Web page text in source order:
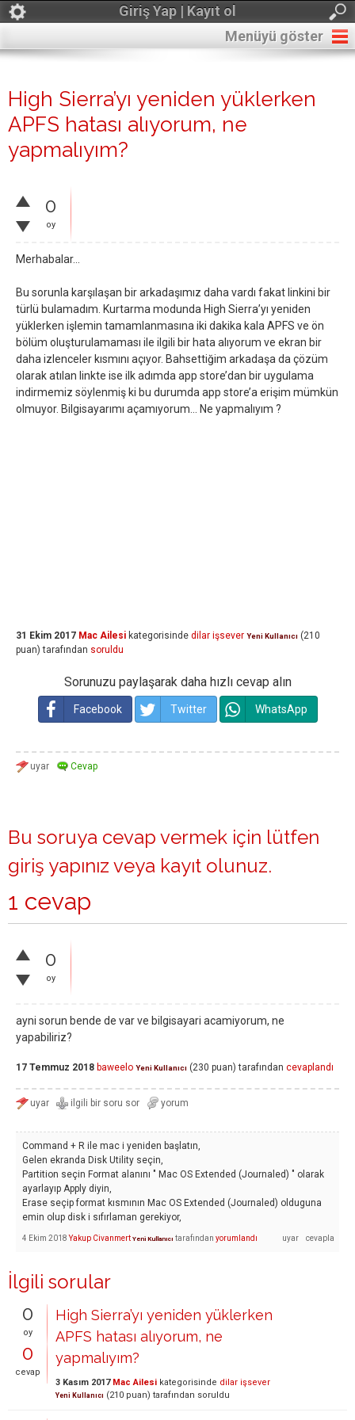
Giriş Yap | Kayıt ol
Menüyü göster
High Sierra’yı yeniden yüklerken
APFS hatası alıyorum, ne
yapmalıyım?
0
oy
Merhabalar...
Bu sorunla karşılaşan bir arkadaşımız daha vardı fakat linkini bir
türlü bulamadım. Kurtarma modunda High Sierra’yı yeniden
yüklerken işlemin tamamlanmasına iki dakika kala APFS ve ön
bölüm oluşturulamaması ile ilgili bir hata alıyorum ve ekran bir
daha izlenceler kısmını açıyor. Bahsettiğim arkadaşa da çözüm
olarak atılan linkte ise ilk adımda app store’dan bir uygulama
indirmemiz söylenmiş ki bu durumda app store’a erişim mümkün
olmuyor. Bilgisayarımı açamıyorum... Ne yapmalıyım ?
31 Ekim 2017 Mac Ailesi kategorisinde dilar işsever Yeni Kullanıcı (210
puan) tarafından soruldu
Sorunuzu paylaşarak daha hızlı cevap alın
Facebook Twitter WhatsApp
Bu soruya cevap vermek için lütfen
giriş yapınız veya kayıt olunuz.
1 cevap
0
oy
ayni sorun bende de var ve bilgisayari acamiyorum, ne
yapabiliriz?
17 Temmuz 2018 baweelo Yeni Kullanıcı (230 puan) tarafından cevaplandı
Command + R ile mac i yeniden başlatın,
Gelen ekranda Disk Utility seçin,
Partition seçin Format alanını " Mac OS Extended (Journaled) " olarak
ayarlayıp Apply diyin,
Erase seçip format kısmının Mac OS Extended (Journaled) olduguna
emin olup disk i sıfırlaman gerekiyor,
4 Ekim 2018 Yakup Civanmert Yeni Kullanıcı tarafından yorumlandı
İlgili sorular
0
oy
0
cevap
High Sierra’yı yeniden yüklerken
APFS hatası alıyorum, ne
yapmalıyım?
3 Kasım 2017 Mac Ailesi kategorisinde dilar işsever
Yeni Kullanıcı (210 puan) tarafından soruldu